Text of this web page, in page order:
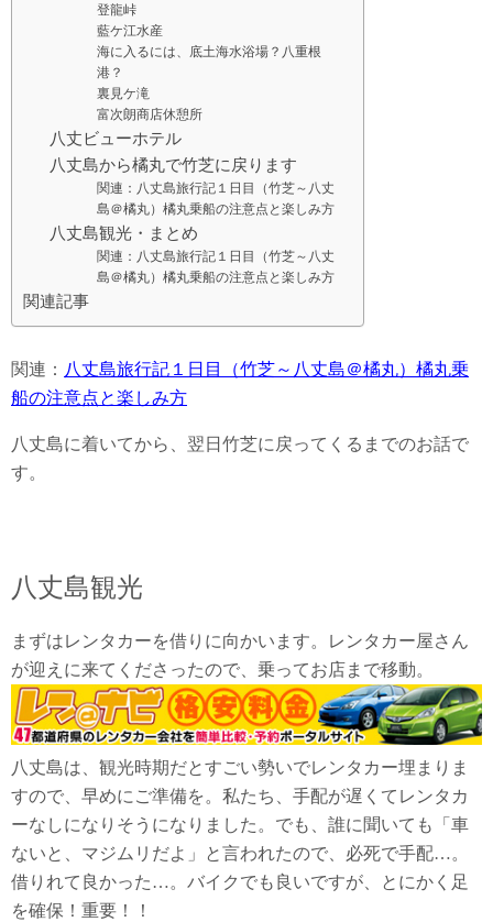
登龍峠
藍ケ江水産
海に入るには、底土海水浴場？八重根
港？
裏見ケ滝
富次朗商店休憩所
八丈ビューホテル
八丈島から橘丸で竹芝に戻ります
関連：八丈島旅行記１日目（竹芝～八丈
島＠橘丸）橘丸乗船の注意点と楽しみ方
八丈島観光・まとめ
関連：八丈島旅行記１日目（竹芝～八丈
島＠橘丸）橘丸乗船の注意点と楽しみ方
関連記事
関連： 八丈島旅行記１日目（竹芝～八丈島＠橘丸）橘丸乗
船の注意点と楽しみ方
八丈島に着いてから、翌日竹芝に戻ってくるまでのお話で
す。
八丈島観光
まずはレンタカーを借りに向かいます。レンタカー屋さん
が迎えに来てくださったので、乗ってお店まで移動。
八丈島は、観光時期だとすごい勢いでレンタカー埋まりま
すので、早めにご準備を。私たち、手配が遅くてレンタカ
ーなしになりそうになりました。でも、誰に聞いても「車
ないと、マジムリだよ」と言われたので、必死で手配…。
借りれて良かった…。バイクでも良いですが、とにかく足
を確保！重要！！